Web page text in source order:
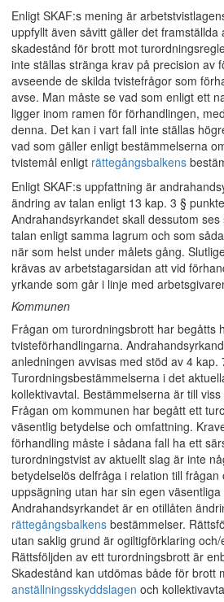
Enligt SKAF:s mening är
uppfyllt även såvitt gäller det
skadestånd för brott mot
inte ställas stränga krav på precision av
avseende de skilda tvistefrågor som
avse. Man måste se vad som enligt ett
ligger inom ramen för förhandlingen,
denna. Det kan i vart fall inte ställas
vad som gäller enligt bestämmelserna
tvistemål enligt rättegångsbalkens
Enligt SKAF:s uppfattning är
ändring av talan enligt 13 kap. 3 §
Andrahandsyrkandet skall dessutom
talan enligt samma lagrum och som
när som helst under målets gång.
krävas av arbetstagarsidan att vid
yrkande som går i linje med
Kommunen
Frågan om turordningsbrott har begåtts
tvisteförhandlingarna.
anledningen avvisas med stöd av 4 kap.
Turordningsbestämmelserna i det
kollektivavtal. Bestämmelserna är till
Frågan om kommunen har begått ett
väsentlig betydelse och omfattning.
förhandling måste i sådana fall ha ett
turordningstvist av aktuellt slag är inte
betydelselös delfråga i relation till
uppsägning utan har sin egen väsentliga
Andrahandsyrkandet är en otillåten
rättegångsbalkens bestämmelser.
utan saklig grund är ogiltigförklaring
Rättsföljden av ett turordningsbrott är
Skadestånd kan utdömas både för brott
anställningsskyddslagen och